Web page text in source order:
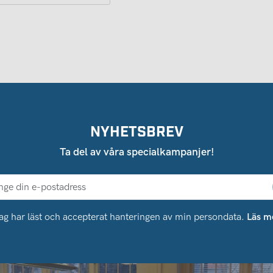
NYHETSBREV
Ta del av våra specialkampanjer!
har läst och accepterat hanteringen av min persondata. Läs